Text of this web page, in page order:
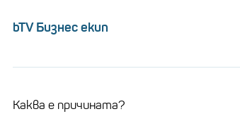
bTV Бизнес екип
Каква е причината?